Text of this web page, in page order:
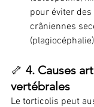
pour éviter
crâniennes
(plagiocéphalie)
🦴 4. Causes
vertébrales
Le torticolis peut